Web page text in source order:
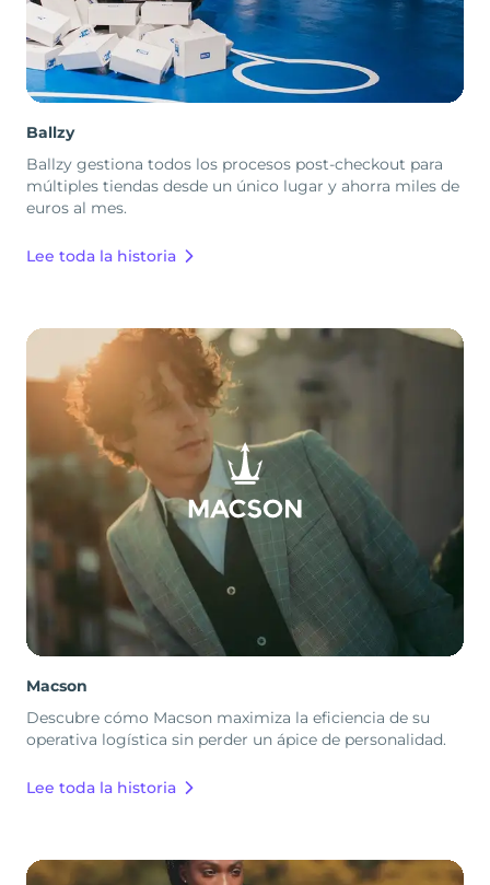
Ballzy
Ballzy gestiona todos los procesos post-checkout para
múltiples tiendas desde un único lugar y ahorra miles de
euros al mes.
Lee toda la historia
Macson
Descubre cómo Macson maximiza la eficiencia de su
operativa logística sin perder un ápice de personalidad.
Lee toda la historia